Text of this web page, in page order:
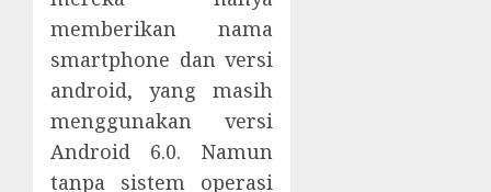
memberikan nama
smartphone dan versi
android, yang masih
menggunakan versi
Android 6.0. Namun
tanpa sistem operasi